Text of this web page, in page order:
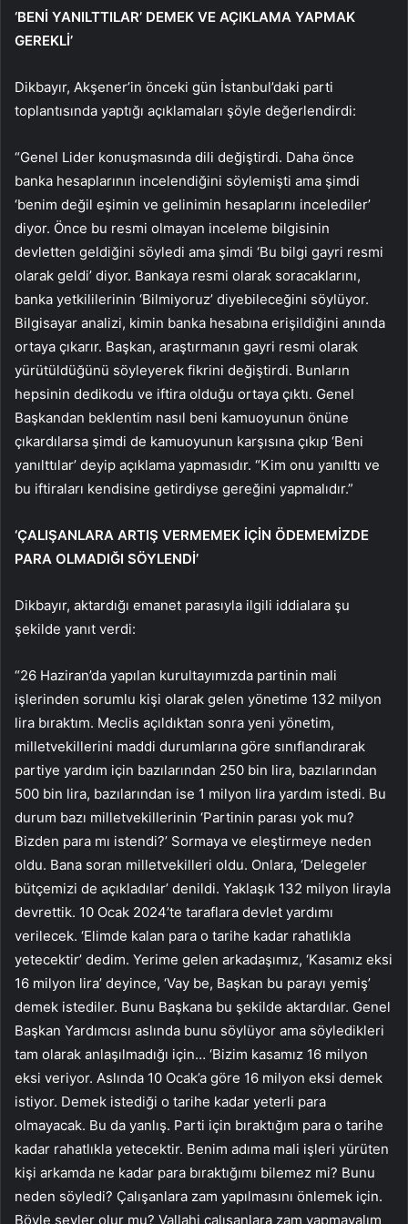
‘BENİ YANILTTILAR’ DEMEK VE AÇIKLAMA YAPMAK
GEREKLİ’
Dikbayır, Akşener’in önceki gün İstanbul’daki parti
toplantısında yaptığı açıklamaları şöyle değerlendirdi:
“Genel Lider konuşmasında dili değiştirdi. Daha önce
banka hesaplarının incelendiğini söylemişti ama şimdi
‘benim değil eşimin ve gelinimin hesaplarını incelediler’
diyor. Önce bu resmi olmayan inceleme bilgisinin
devletten geldiğini söyledi ama şimdi ‘Bu bilgi gayri resmi
olarak geldi’ diyor. Bankaya resmi olarak soracaklarını,
banka yetkililerinin ‘Bilmiyoruz’ diyebileceğini söylüyor.
Bilgisayar analizi, kimin banka hesabına erişildiğini anında
ortaya çıkarır. Başkan, araştırmanın gayri resmi olarak
yürütüldüğünü söyleyerek fikrini değiştirdi. Bunların
hepsinin dedikodu ve iftira olduğu ortaya çıktı. Genel
Başkandan beklentim nasıl beni kamuoyunun önüne
çıkardılarsa şimdi de kamuoyunun karşısına çıkıp ‘Beni
yanılttılar’ deyip açıklama yapmasıdır. “Kim onu ​​yanılttı ve
bu iftiraları kendisine getirdiyse gereğini yapmalıdır.”
‘ÇALIŞANLARA ARTIŞ VERMEMEK İÇİN ÖDEMEMİZDE
PARA OLMADIĞI SÖYLENDİ’
Dikbayır, aktardığı emanet parasıyla ilgili iddialara şu
şekilde yanıt verdi:
“26 Haziran’da yapılan kurultayımızda partinin mali
işlerinden sorumlu kişi olarak gelen yönetime 132 milyon
lira bıraktım. Meclis açıldıktan sonra yeni yönetim,
milletvekillerini maddi durumlarına göre sınıflandırarak
partiye yardım için bazılarından 250 bin lira, bazılarından
500 bin lira, bazılarından ise 1 milyon lira yardım istedi. Bu
durum bazı milletvekillerinin ‘Partinin parası yok mu?
Bizden para mı istendi?’ Sormaya ve eleştirmeye neden
oldu. Bana soran milletvekilleri oldu. Onlara, ‘Delegeler
bütçemizi de açıkladılar’ denildi. Yaklaşık 132 milyon lirayla
devrettik. 10 Ocak 2024’te taraflara devlet yardımı
verilecek. ‘Elimde kalan para o tarihe kadar rahatlıkla
yetecektir’ dedim. Yerime gelen arkadaşımız, ‘Kasamız eksi
16 milyon lira’ deyince, ‘Vay be, Başkan bu parayı yemiş’
demek istediler. Bunu Başkana bu şekilde aktardılar. Genel
Başkan Yardımcısı aslında bunu söylüyor ama söyledikleri
tam olarak anlaşılmadığı için… ‘Bizim kasamız 16 milyon
eksi veriyor. Aslında 10 Ocak’a göre 16 milyon eksi demek
istiyor. Demek istediği o tarihe kadar yeterli para
olmayacak. Bu da yanlış. Parti için bıraktığım para o tarihe
kadar rahatlıkla yetecektir. Benim adıma mali işleri yürüten
kişi arkamda ne kadar para bıraktığımı bilemez mi? Bunu
neden söyledi? Çalışanlara zam yapılmasını önlemek için.
Böyle şeyler olur mu? Vallahi çalışanlara zam yapmayalım